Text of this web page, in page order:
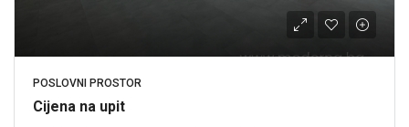
POSLOVNI PROSTOR
Cijena na upit